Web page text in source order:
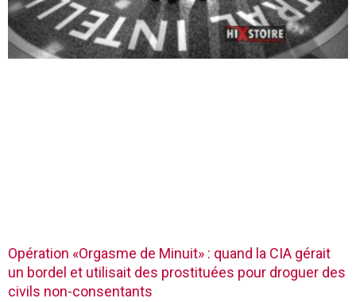
Opération «Orgasme de Minuit» : quand la CIA gérait
un bordel et utilisait des prostituées pour droguer des
civils non-consentants